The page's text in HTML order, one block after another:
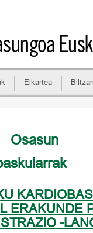
Elkartea
ERAKUNDE
-